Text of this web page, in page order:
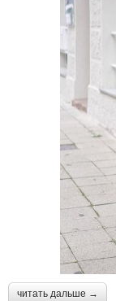
читать дальше →